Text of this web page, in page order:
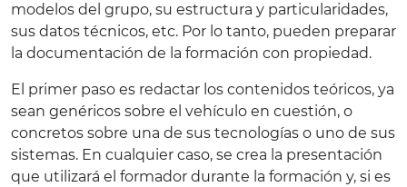
modelos del grupo, su estructura y particularidades,
sus datos técnicos, etc. Por lo tanto, pueden preparar
la documentación de la formación con propiedad.
El primer paso es redactar los contenidos teóricos, ya
sean genéricos sobre el vehículo en cuestión, o
concretos sobre una de sus tecnologías o uno de sus
sistemas. En cualquier caso, se crea la presentación
que utilizará el formador durante la formación y, si es